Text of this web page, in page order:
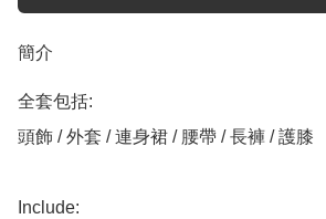
簡介
全套包括:
頭飾 / 外套 / 連身裙 / 腰帶 / 長褲 / 護膝
Include: